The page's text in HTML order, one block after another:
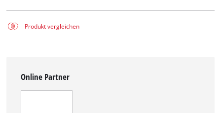
Produkt vergleichen
Online Partner